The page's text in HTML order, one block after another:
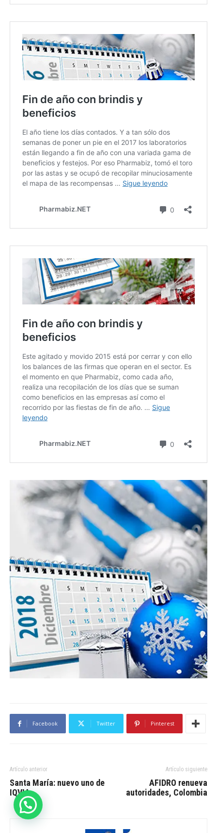
Facebook Twitter Pinterest
Artículo anterior
Santa María: nuevo uno de
IQVIA
Artículo siguiente
AFIDRO renueva
autoridades, Colombia